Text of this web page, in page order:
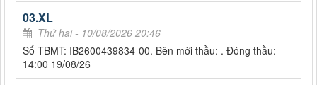
03.XL
Thứ hai - 10/08/2026 20:46
Số TBMT: IB2600439834-00. Bên mời thầu: . Đóng thầu:
14:00 19/08/26